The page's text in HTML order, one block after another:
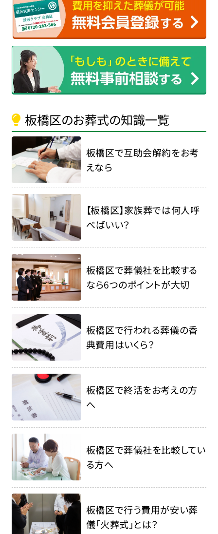
板橋区のお葬式の知識一覧
板橋区で互助会解約をお考
えなら
【板橋区】家族葬では何人呼
べばいい？
板橋区で葬儀社を比較する
なら6つのポイントが大切
板橋区で行われる葬儀の香
典費用はいくら？
板橋区で終活をお考えの方
へ
板橋区で葬儀社を比較してい
る方へ
板橋区で行う費用が安い葬
儀「火葬式」とは？